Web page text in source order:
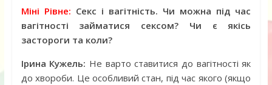
Міні Рівне: Секс і вагітність. Чи можна під час
вагітності займатися сексом? Чи є якісь
застороги та коли?
Ірина Кужель: Не варто ставитися до вагітності як
до хвороби. Це особливий стан, під час якого (якщо